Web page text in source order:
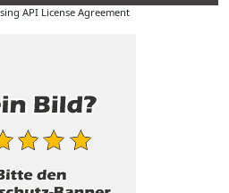
API License Agreement